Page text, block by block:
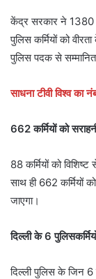
केंद्र सरकार ने 1380
पुलिस कर्मियों को
पुलिस पदक से सम्मानित
साधना टीवी विश्व
662 कर्मियों को
88 कर्मियों को
साथ ही 662 कर्मियों
जाएगा।
दिल्ली के 6
दिल्ली पुलिस के जिन 6